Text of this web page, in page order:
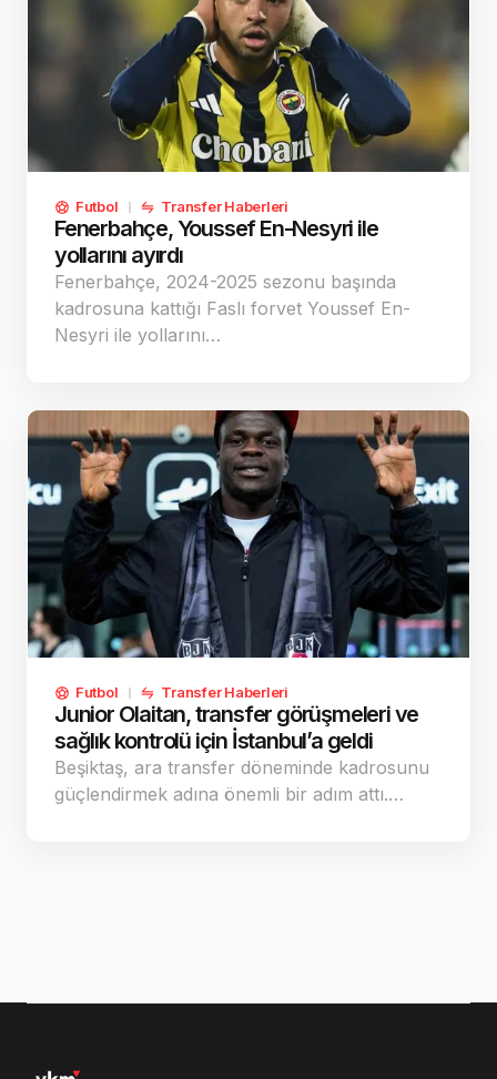
Futbol Transfer Haberleri
Fenerbahçe, Youssef En-Nesyri ile
yollarını ayırdı
Fenerbahçe, 2024-2025 sezonu başında
kadrosuna kattığı Faslı forvet Youssef En-
Nesyri ile yollarını…
Futbol Transfer Haberleri
Junior Olaitan, transfer görüşmeleri ve
sağlık kontrolü için İstanbul’a geldi
Beşiktaş, ara transfer döneminde kadrosunu
güçlendirmek adına önemli bir adım attı.…